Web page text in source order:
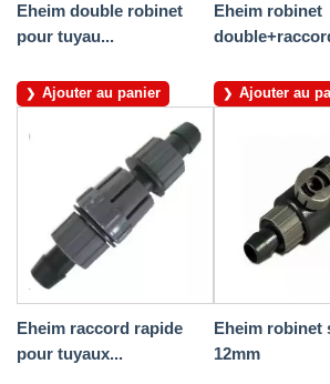
Eheim double robinet
pour tuyau...
Ajouter au panier
Eheim robinet
Ajouter au
Eheim raccord rapide
pour tuyaux...
Eheim robinet
12mm